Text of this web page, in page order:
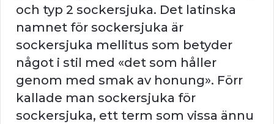
och typ 2 sockersjuka. Det latinska
namnet för sockersjuka är
sockersjuka mellitus som betyder
något i stil med «det som håller
genom med smak av honung». Förr
kallade man sockersjuka för
sockersjuka, ett term som vissa ännu